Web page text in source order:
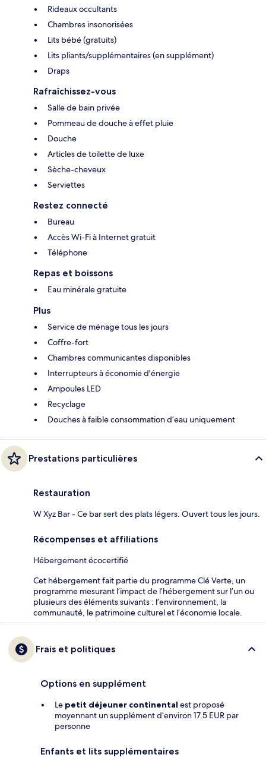
Rideaux occultants
Chambres insonorisées
Lits bébé (gratuits)
Lits pliants/supplémentaires (en supplément)
Draps
Rafraîchissez-vous
Salle de bain privée
Pommeau de douche à effet pluie
Douche
Articles de toilette de luxe
Sèche-cheveux
Serviettes
Restez connecté
Bureau
Accès Wi-Fi à Internet gratuit
Téléphone
Repas et boissons
Eau minérale gratuite
Plus
Service de ménage tous les jours
Coffre-fort
Chambres communicantes disponibles
Interrupteurs à économie d'énergie
Ampoules LED
Recyclage
Douches à faible consommation d’eau uniquement
Prestations particulières
Restauration
W Xyz Bar - Ce bar sert des plats légers. Ouvert tous les jours.
Récompenses et affiliations
Hébergement écocertifié
Cet hébergement fait partie du programme Clé Verte, un
programme mesurant l’impact de l’hébergement sur l’un ou
plusieurs des éléments suivants : l’environnement, la
communauté, le patrimoine culturel et l’économie locale.
Frais et politiques
Options en supplément
Le petit déjeuner continental est proposé
moyennant un supplément d’environ 17.5 EUR par
personne
Enfants et lits supplémentaires